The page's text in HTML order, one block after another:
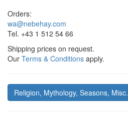
Orders:
wa@nebehay.com
Tel. +43 1 512 54 66
Shipping prices on request.
Our Terms & Conditions apply.
Religion, Mythology, Seasons, Misc.